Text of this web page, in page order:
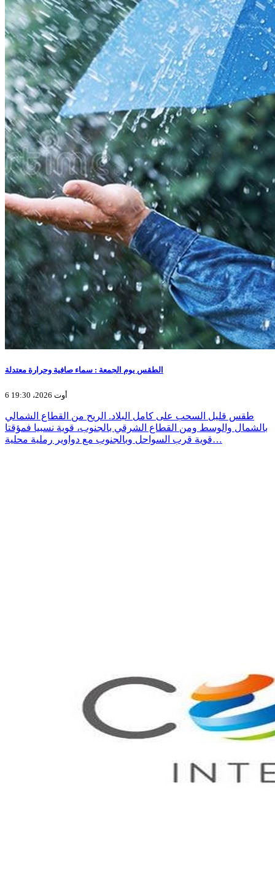
الطقس يوم الجمعة : سماء صافية وحرارة معتدلة
6 أوت 2026، 19:30
طقس قليل السحب على كامل البلاد. الريح من القطاع الشمالي
بالشمال والوسط ومن القطاع الشرقي بالجنوب، قوية نسبيا فمؤقتا
قوية قرب السواحل وبالجنوب مع دواوير رملية محلية…